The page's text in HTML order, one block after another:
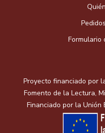
Formulario
Proyecto financiado por
Fomento de la Lectura,
Financiado por la Unión